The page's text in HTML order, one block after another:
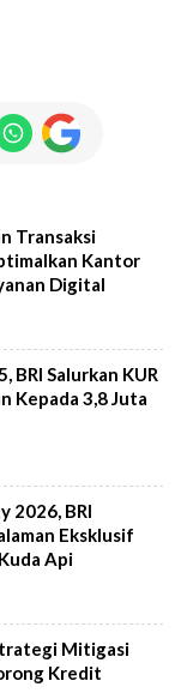
Transaksi
Kantor
Digital
BRI Salurkan KUR
Kepada 3,8 Juta
2026, BRI
Eksklusif
Api
Mitigasi
Kredit